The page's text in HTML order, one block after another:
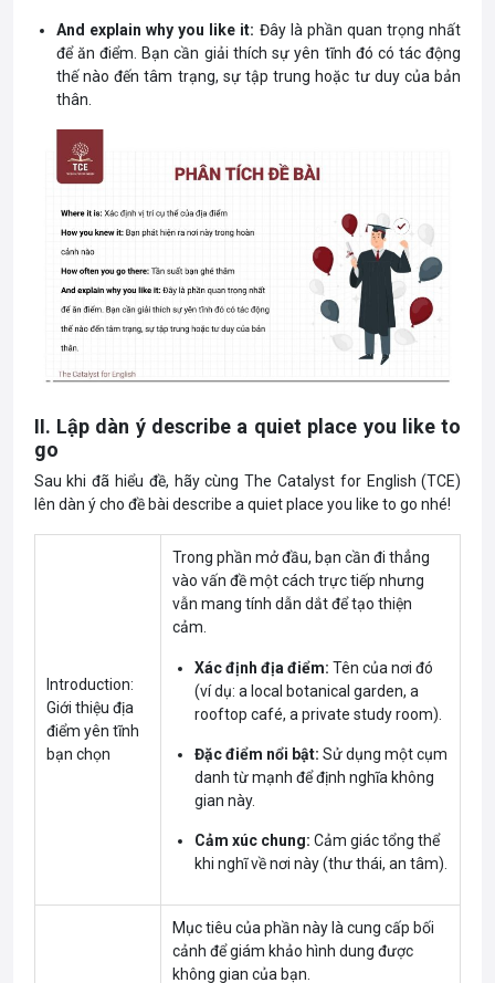
And explain why you like it: Đây là phần quan trọng nhất
để ăn điểm. Bạn cần giải thích sự yên tĩnh đó có tác động
thế nào đến tâm trạng, sự tập trung hoặc tư duy của bản
thân.
II. Lập dàn ý describe a quiet place you like to
go
Sau khi đã hiểu đề, hãy cùng The Catalyst for English (TCE)
lên dàn ý cho đề bài describe a quiet place you like to go nhé!
Introduction:
Giới thiệu địa
điểm yên tĩnh
bạn chọn
Trong phần mở đầu, bạn cần đi thẳng
vào vấn đề một cách trực tiếp nhưng
vẫn mang tính dẫn dắt để tạo thiện
cảm.
Xác định địa điểm: Tên của nơi đó
(ví dụ: a local botanical garden, a
rooftop café, a private study room).
Đặc điểm nổi bật: Sử dụng một cụm
danh từ mạnh để định nghĩa không
gian này.
Cảm xúc chung: Cảm giác tổng thể
khi nghĩ về nơi này (thư thái, an tâm).
Mục tiêu của phần này là cung cấp bối
cảnh để giám khảo hình dung được
không gian của bạn.